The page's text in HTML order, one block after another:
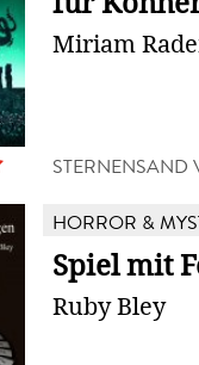
Miriam
STERNENSAND
HORROR &
Spiel mit
Ruby Bley